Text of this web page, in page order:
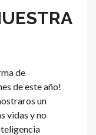
de
de este año!
un
vidas y no